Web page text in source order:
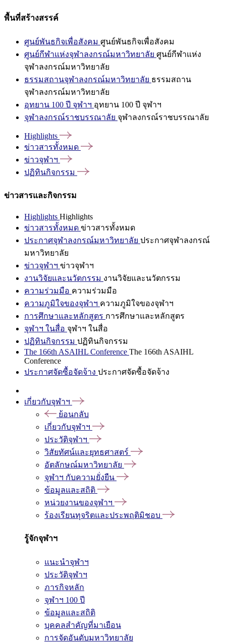
พื้นที่สร้างสรรค์
ศูนย์พันธกิจเพื่อสังคม ศูนย์พันธกิจเพื่อสังคม
ศูนย์กีฬาแห่งจุฬาลงกรณ์มหาวิทยาลัย ศูนย์กีฬาแห่ง
จุฬาลงกรณ์มหาวิทยาลัย
ธรรมสถานจุฬาลงกรณ์มหาวิทยาลัย ธรรมสถาน
จุฬาลงกรณ์มหาวิทยาลัย
อุทยาน 100 ปี จุฬาฯ อุทยาน 100 ปี จุฬาฯ
จุฬาลงกรณ์ราชบรรณาลัย จุฬาลงกรณ์ราชบรรณาลัย
Highlights
ข่าวสารทั้งหมด
ข่าวจุฬาฯ
ปฏิทินกิจกรรม
ข่าวสารและกิจกรรม
Highlights Highlights
ข่าวสารทั้งหมด ข่าวสารทั้งหมด
ประกาศจุฬาลงกรณ์มหาวิทยาลัย ประกาศจุฬาลงกรณ์
มหาวิทยาลัย
ข่าวจุฬาฯ ข่าวจุฬาฯ
งานวิจัยและนวัตกรรม งานวิจัยและนวัตกรรม
ความร่วมมือ ความร่วมมือ
ความภูมิใจของจุฬาฯ ความภูมิใจของจุฬาฯ
การศึกษาและหลักสูตร การศึกษาและหลักสูตร
จุฬาฯ ในสื่อ จุฬาฯ ในสื่อ
ปฏิทินกิจกรรม ปฏิทินกิจกรรม
The 166th ASAIHL Conference The 166th ASAIHL
Conference
ประกาศจัดซื้อจัดจ้าง ประกาศจัดซื้อจัดจ้าง
เกี่ยวกับจุฬาฯ
ย้อนกลับ
เกี่ยวกับจุฬาฯ
ประวัติจุฬาฯ
วิสัยทัศน์และยุทธศาสตร์
อัตลักษณ์มหาวิทยาลัย
จุฬาฯ กับความยั่งยืน
ข้อมูลและสถิติ
หน่วยงานของจุฬาฯ
ร้องเรียนทุจริตและประพฤติมิชอบ
รู้จักจุฬาฯ
แนะนำจุฬาฯ
ประวัติจุฬาฯ
ภารกิจหลัก
จุฬาฯ 100 ปี
ข้อมูลและสถิติ
บุคคลสำคัญที่มาเยือน
การจัดอันดับมหาวิทยาลัย